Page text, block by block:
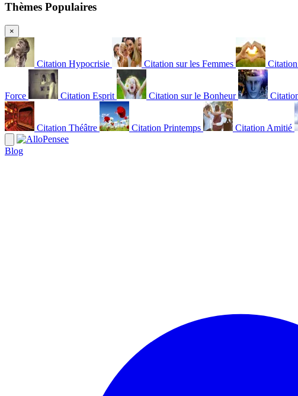
Thèmes Populaires
×
Citation Hypocrisie Citation sur les Femmes
Force Citation Esprit Citation sur le Bonheur
Citation Théâtre Citation Printemps Citation Amitié
Blog